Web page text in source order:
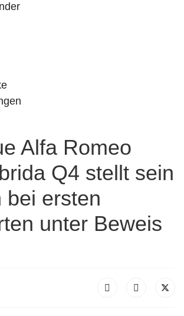
Alfa Romeo
Q4 stellt sein
bei ersten
unter Beweis